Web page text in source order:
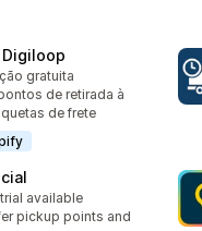
todogratuita
de retirada à
de frete
todo
available
pickup points and